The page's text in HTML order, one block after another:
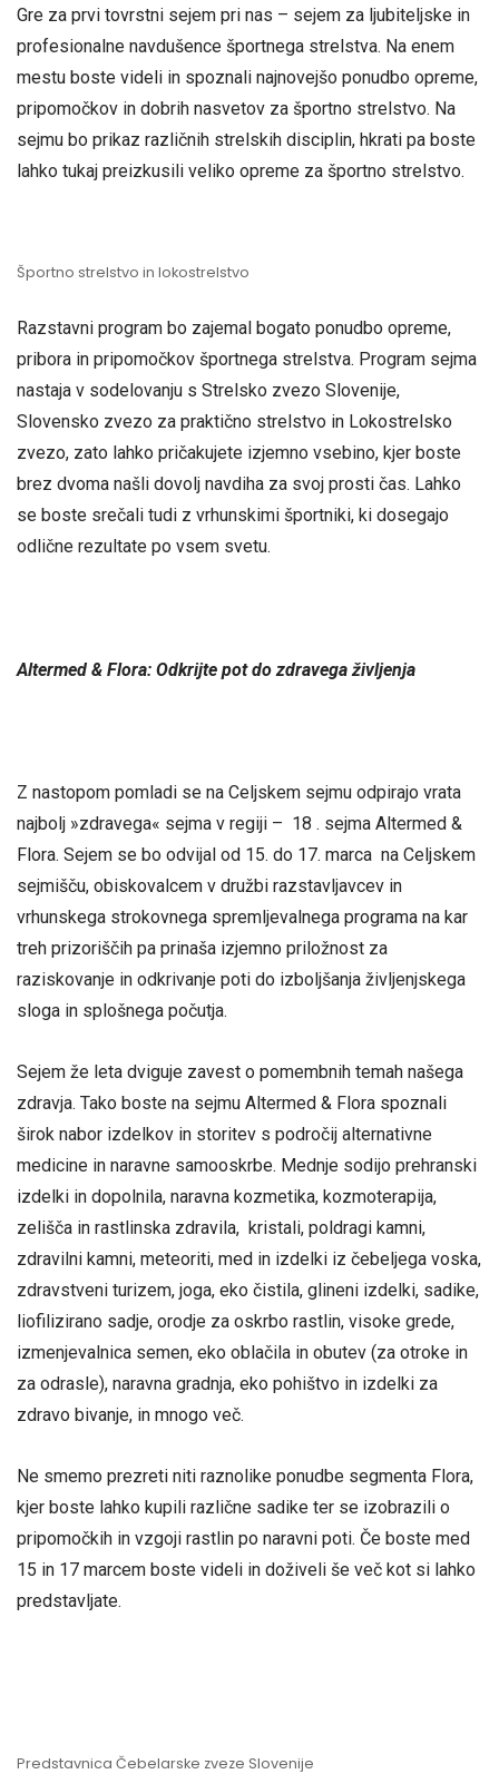
Gre za prvi tovrstni sejem pri nas – sejem za ljubiteljske in
profesionalne navdušence športnega strelstva. Na enem
mestu boste videli in spoznali najnovejšo ponudbo opreme,
pripomočkov in dobrih nasvetov za športno strelstvo. Na
sejmu bo prikaz različnih strelskih disciplin, hkrati pa boste
lahko tukaj preizkusili veliko opreme za športno strelstvo.
Športno strelstvo in lokostrelstvo
Razstavni program bo zajemal bogato ponudbo opreme,
pribora in pripomočkov športnega strelstva. Program sejma
nastaja v sodelovanju s Strelsko zvezo Slovenije,
Slovensko zvezo za praktično strelstvo in Lokostrelsko
zvezo, zato lahko pričakujete izjemno vsebino, kjer boste
brez dvoma našli dovolj navdiha za svoj prosti čas. Lahko
se boste srečali tudi z vrhunskimi športniki, ki dosegajo
odlične rezultate po vsem svetu.
Altermed & Flora: Odkrijte pot do zdravega življenja
Z nastopom pomladi se na Celjskem sejmu odpirajo vrata
najbolj »zdravega« sejma v regiji – 18 . sejma Altermed &
Flora. Sejem se bo odvijal od 15. do 17. marca na Celjskem
sejmišču, obiskovalcem v družbi razstavljavcev in
vrhunskega strokovnega spremljevalnega programa na kar
treh prizoriščih pa prinaša izjemno priložnost za
raziskovanje in odkrivanje poti do izboljšanja življenjskega
sloga in splošnega počutja.
Sejem že leta dviguje zavest o pomembnih temah našega
zdravja. Tako boste na sejmu Altermed & Flora spoznali
širok nabor izdelkov in storitev s področij alternativne
medicine in naravne samooskrbe. Mednje sodijo prehranski
izdelki in dopolnila, naravna kozmetika, kozmoterapija,
zelišča in rastlinska zdravila, kristali, poldragi kamni,
zdravilni kamni, meteoriti, med in izdelki iz čebeljega voska,
zdravstveni turizem, joga, eko čistila, glineni izdelki, sadike,
liofilizirano sadje, orodje za oskrbo rastlin, visoke grede,
izmenjevalnica semen, eko oblačila in obutev (za otroke in
za odrasle), naravna gradnja, eko pohištvo in izdelki za
zdravo bivanje, in mnogo več.
Ne smemo prezreti niti raznolike ponudbe segmenta Flora,
kjer boste lahko kupili različne sadike ter se izobrazili o
pripomočkih in vzgoji rastlin po naravni poti. Če boste med
15 in 17 marcem boste videli in doživeli še več kot si lahko
predstavljate.
Predstavnica Čebelarske zveze Slovenije